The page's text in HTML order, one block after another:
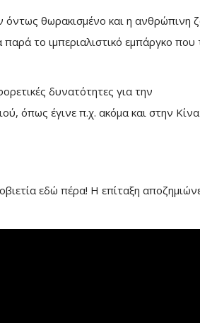
όντως θωρακισμένο και η ανθρώπινη
το ιμπεριαλιστικό εμπάργκο που
δυνατότητες για την
όπως έγινε π.χ. ακόμα και στην
εδώ πέρα! Η επίταξη